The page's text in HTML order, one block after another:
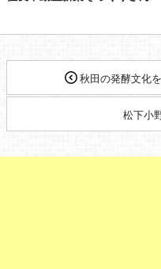
秋田の発酵文化
松下小